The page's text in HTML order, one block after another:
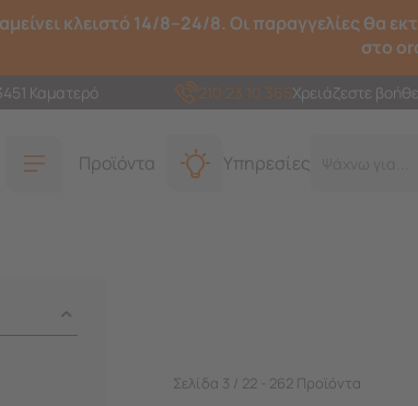
κλειστό 14/8–24/8. Οι παραγγελίες θα
στο
Καματερό 210 23 10 365Χρειάζεστε
Προϊόντα Υπηρεσίες
Σελίδα 3 / 22 - 262 Προϊόντα